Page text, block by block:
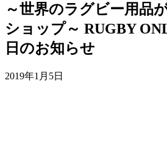
～世界のラグビー用品
ショップ～ RUGBY
日のお知らせ
2019年1月5日